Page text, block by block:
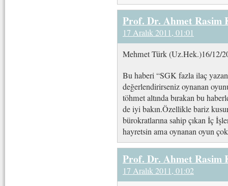
Prof. Dr. Ahmet Rasim
17 Aralık 2011, 01:01
Mehmet Türk (Uz.Hek.)16/12/
Bu haberi “SGK fazla ilaç
değerlendirirseniz oynanan
töhmet altında bırakan bu
de iyi bakın.Özellikle bariz
bürokratlarına sahip çıkan İç
hayretsin ama oynanan oyun
Prof. Dr. Ahmet Rasim
17 Aralık 2011, 01:02